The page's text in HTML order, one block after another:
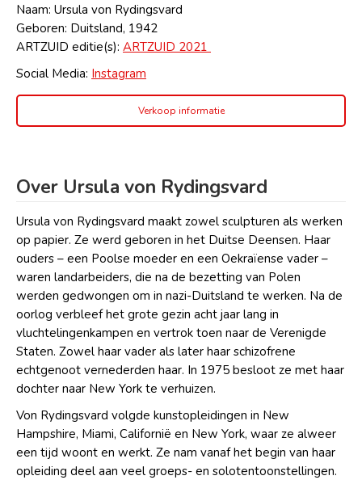
Naam: Ursula von Rydingsvard
Geboren: Duitsland, 1942
ARTZUID editie(s): ARTZUID 2021
Social Media: Instagram
Verkoop informatie
Over Ursula von Rydingsvard
Ursula von Rydingsvard maakt zowel sculpturen als werken
op papier. Ze werd geboren in het Duitse Deensen. Haar
ouders – een Poolse moeder en een Oekraïense vader –
waren landarbeiders, die na de bezetting van Polen
werden gedwongen om in nazi-Duitsland te werken. Na de
oorlog verbleef het grote gezin acht jaar lang in
vluchtelingenkampen en vertrok toen naar de Verenigde
Staten. Zowel haar vader als later haar schizofrene
echtgenoot vernederden haar. In 1975 besloot ze met haar
dochter naar New York te verhuizen.
Von Rydingsvard volgde kunstopleidingen in New
Hampshire, Miami, Californië en New York, waar ze alweer
een tijd woont en werkt. Ze nam vanaf het begin van haar
opleiding deel aan veel groeps- en solotentoonstellingen.